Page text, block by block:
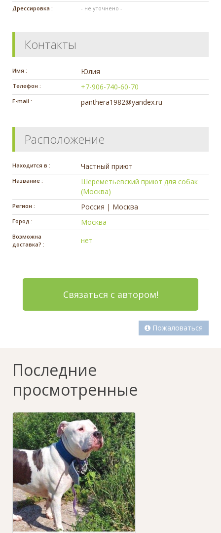
Дрессировка : - не уточнено -
Контакты
Имя : Юлия
Телефон : +7-906-740-60-70
E-mail : panthera1982@yandex.ru
Расположение
Находится в : Частный приют
Название :
Шереметьевский приют для собак
(Москва)
Регион : Россия | Москва
Город : Москва
Возможна
доставка? :
нет
Связаться с автором!
Пожаловаться
Последние
просмотренные